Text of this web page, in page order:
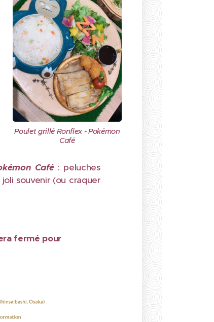
Poulet grillé Ronflex - Pokémon
Café
Café: peluches
souvenir (ou craquer
fermé pour